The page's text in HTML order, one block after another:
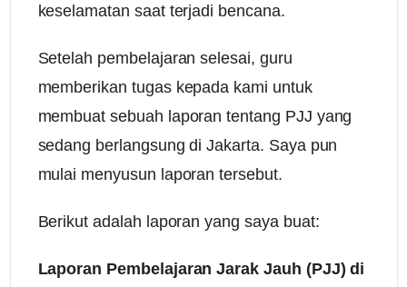
keselamatan saat terjadi bencana.
Setelah pembelajaran selesai, guru
memberikan tugas kepada kami untuk
membuat sebuah laporan tentang PJJ yang
sedang berlangsung di Jakarta. Saya pun
mulai menyusun laporan tersebut.
Berikut adalah laporan yang saya buat:
Laporan Pembelajaran Jarak Jauh (PJJ) di